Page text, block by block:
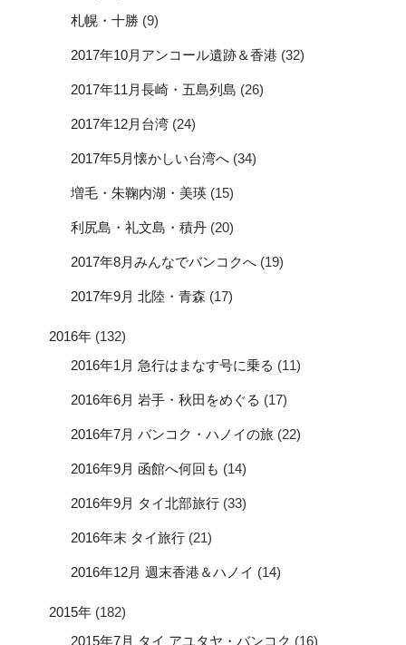
札幌・十勝 (9)
2017年10月アンコール遺跡＆香港 (32)
2017年11月長崎・五島列島 (26)
2017年12月台湾 (24)
2017年5月懐かしい台湾へ (34)
増毛・朱鞠内湖・美瑛 (15)
利尻島・礼文島・積丹 (20)
2017年8月みんなでバンコクへ (19)
2017年9月 北陸・青森 (17)
2016年 (132)
2016年1月 急行はまなす号に乗る (11)
2016年6月 岩手・秋田をめぐる (17)
2016年7月 バンコク・ハノイの旅 (22)
2016年9月 函館へ何回も (14)
2016年9月 タイ北部旅行 (33)
2016年末 タイ旅行 (21)
2016年12月 週末香港＆ハノイ (14)
2015年 (182)
2015年7月 タイ アユタヤ・バンコク (16)